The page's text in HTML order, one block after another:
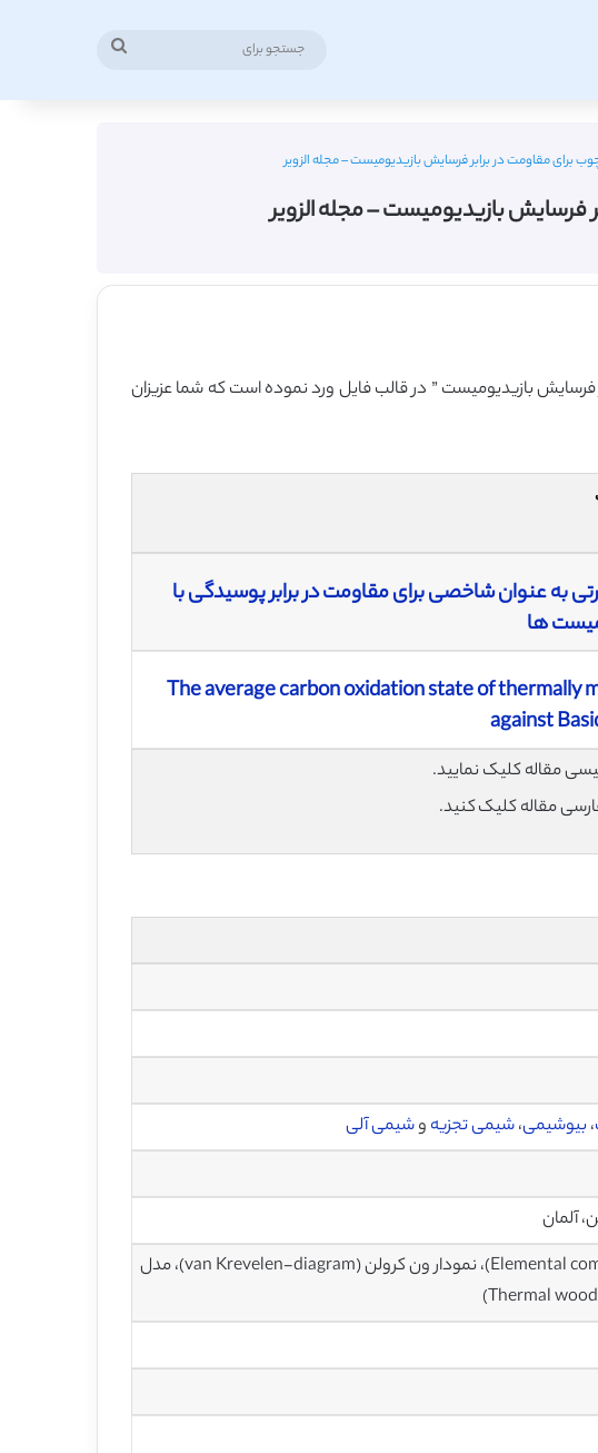
برای مقاومت در برابر فرسایش بازیدیومیست – مجله الزویر
فرسایش بازیدیومیست – مجله الزویر
فرسایش بازیدیومیست ” در قالب فایل ورد نموده است که شما عزیزان
عنوان شاخصی برای مقاومت در برابر پوسیدگی با
ها
The average carbon oxidation state of thermally
against
مقاله کلیک کنید.
،بیوشیمی،شیمی تجزیه وشیمی آلی
آلمان
مقاومت به قارچ (Fungal resistance)، ترکیب عناصر (Elemental composition)، نمودار ون کرولن (van Krevelen-diagram)، مدل